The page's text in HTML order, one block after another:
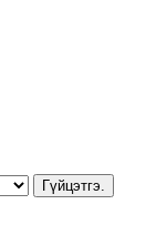
Гүйцэтгэ.